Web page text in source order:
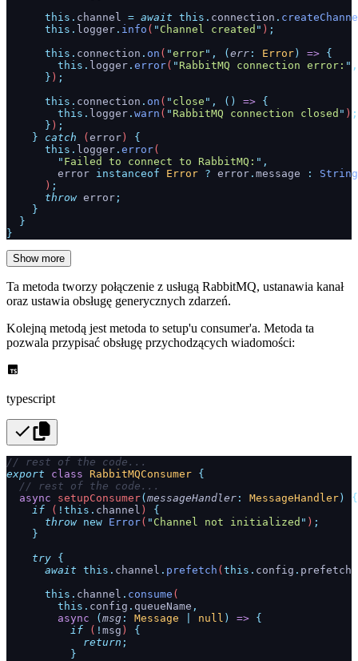
      this.
channel = await this. connection .
      this.
logger . info ( " Channel created " ) ;
      this.
connection . on ( "error" , (err : Error) => {
        this.
logger . error( " RabbitMQ connection error: " ,
      }
) ;
      this.
connection . on ( " close " , () => {
        this.
logger . warn ( " RabbitMQ connection closed " ) ;
      }
) ;
    }
catch (error) {
      this.
logger . error(
        "
Failed to connect to RabbitMQ: " ,
        error
instanceof Error ? error . message :
String
      )
;
      throw
error ;
    }
  }
}
Show more
Ta metoda tworzy połączenie z usługą RabbitMQ, ustanawia kanał
oraz ustawia obsługę generycznych zdarzeń.
Kolejną metodą jest metoda to setup'u consumer'a. Metoda ta
pozwala przypisać obsługę przychodzących wiadomości:
typescript
// rest of the code...
export class RabbitMQConsumer {
  // rest of the code...
  async
setupConsumer(messageHandler : MessageHandler)
{
    if
( !this. channel ) {
      throw
new Error( " Channel not initialized " ) ;
    }
    try
{
      await
this. channel . prefetch (this. config . prefetch
      this.
channel . consume (
        this.
config . queueName ,
        async
(msg : Message null ) => {
          if
( ! msg ) {
            return
;
          }